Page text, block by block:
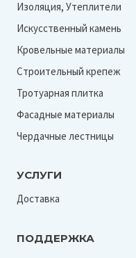
Изоляция, Утеплители
Искусственный камень
Кровельные материалы
Строительный крепеж
Тротуарная плитка
Фасадные материалы
Чердачные лестницы
УСЛУГИ
Доставка
ПОДДЕРЖКА